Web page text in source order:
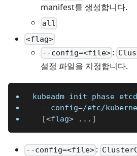
manifest를 생성합니다.
all
<flag>
--config=<file> :
설정 파일을 지정합니다.
kubeadm init phase etcd
--config=/etc/
[<flag> .. . ]
--config=<file> :